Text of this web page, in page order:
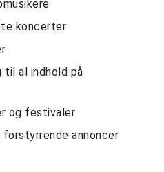
koncerter
til al indhold på
og festivaler
annoncer